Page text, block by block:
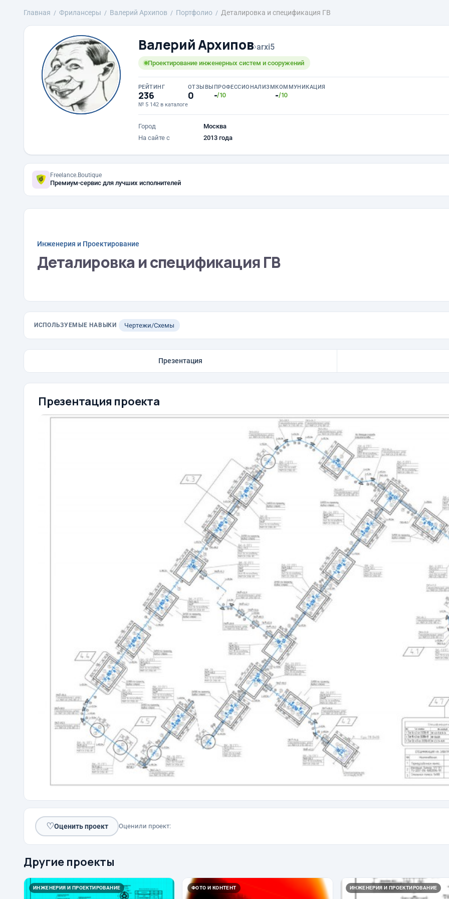
Главная Фрилансеры Валерий Архипов Портфолио Деталировка и спецификация ГВ
Валерий Архипов›arxi5
Проектирование инженерных систем и сооружений
РЕЙТИНГ
236
№ 5 142 в каталоге
ОТЗЫВЫ
0
ПРОФЕССИОНАЛИЗМ
-/10
КОММУНИКАЦИЯ
-/10
Город
Москва
На сайте с
2013 года
Freelance.Boutique
Премиум-сервис для лучших исполнителей
Инженерия и Проектирование
Деталировка и спецификация ГВ
ИСПОЛЬЗУЕМЫЕ НАВЫКИ Чертежи/Схемы
Презентация
Презентация проекта
♡Оценить проект Оценили проект:
Другие проекты
ИНЖЕНЕРИЯ И ПРОЕКТИРОВАНИЕ ФОТО И КОНТЕНТ ИНЖЕНЕРИЯ И ПРОЕКТИРОВАНИЕ